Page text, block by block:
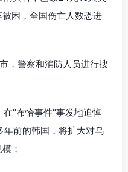
困，全国伤亡人数恐进
，警察和消防人员进行搜
在"布恰事件"事发地追悼
前的韩国，将扩大对乌
；